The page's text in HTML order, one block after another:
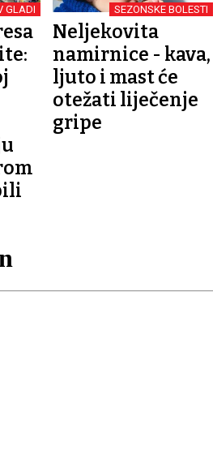
GLADI SEZONSKE BOLESTI
Neljekovita
namirnice - kava,
ljuto i mast će
otežati liječenje
gripe